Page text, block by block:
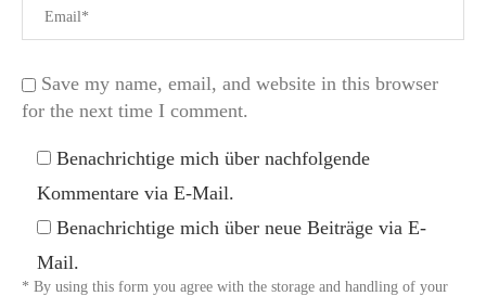
Save my name, email, and website in this browser
for the next time I comment.
Benachrichtige mich über nachfolgende
Kommentare via E-Mail.
Benachrichtige mich über neue Beiträge via E-
Mail.
* By using this form you agree with the storage and handling of your